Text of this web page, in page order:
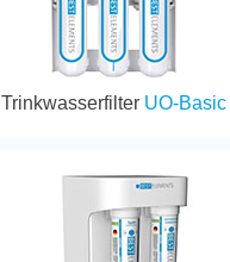
Trinkwasserfilter UO-Basic